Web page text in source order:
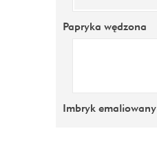
Papryka wędzona
Imbryk emaliowany